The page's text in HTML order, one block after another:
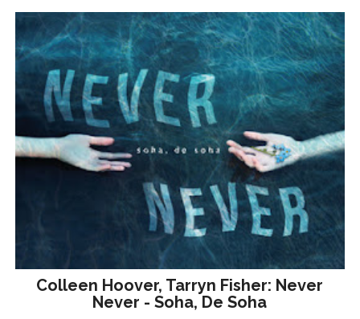
Colleen Hoover, Tarryn Fisher: Never
Never - Soha, De Soha